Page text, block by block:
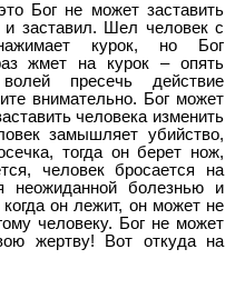
Бог не может заставить
и заставил. Шел человек с
курок, но Бог
жмет на курок – опять
пресечь действие
внимательно. Бог может
человека изменить
замышляет убийство,
тогда он берет нож,
человек бросается на
неожиданной болезнью и
он лежит, он может не
человеку. Бог не может
жертву! Вот откуда на